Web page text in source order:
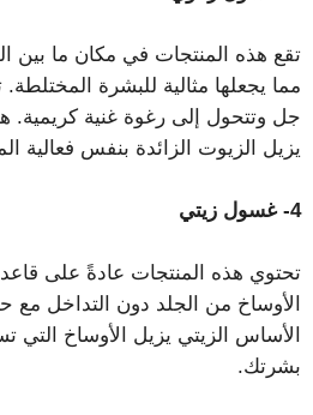
تقع هذه المنتجات في مكان ما بين
مما يجعلها مثالية للبشرة
جل وتتحول إلى رغوة غنية كريمية.
يزيل الزيوت الزائدة بنفس فعالية
4- غسول ​​زيتي
تحتوي هذه المنتجات عادةً على
الأوساخ من الجلد دون التداخل مع
الأساس الزيتي يزيل الأوساخ
بشرتك.